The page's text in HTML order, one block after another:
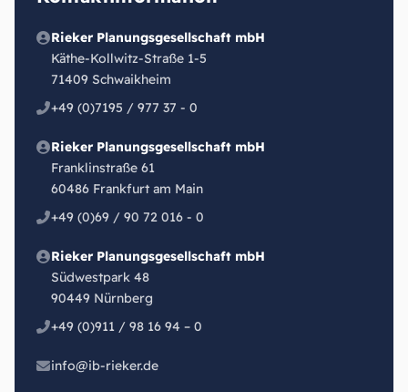
Rieker Planungsgesellschaft mbH
Käthe-Kollwitz-Straße 1-5
71409 Schwaikheim
+49 (0)7195 / 977 37 - 0
Rieker Planungsgesellschaft mbH
Franklinstraße 61
60486 Frankfurt am Main
+49 (0)69 / 90 72 016 - 0
Rieker Planungsgesellschaft mbH
Südwestpark 48
90449 Nürnberg
+49 (0)911 / 98 16 94 – 0
info@ib-rieker.de